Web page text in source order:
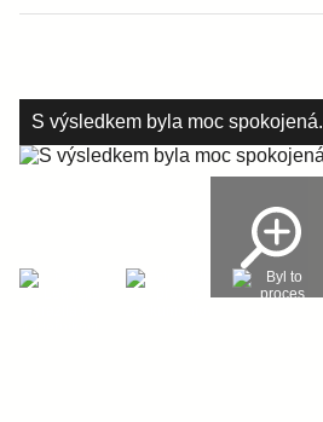
S výsledkem byla moc spokojená.